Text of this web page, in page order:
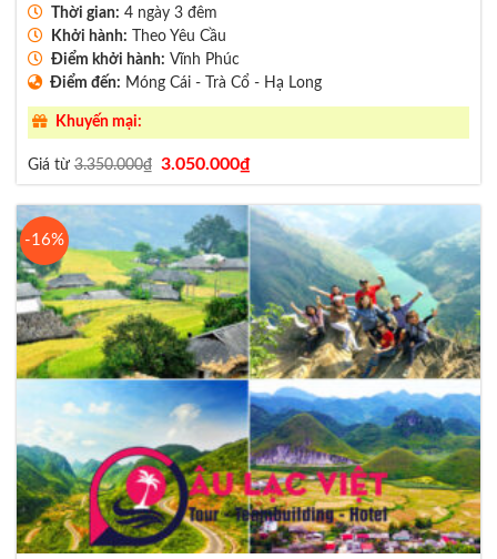
Thời gian: 4 ngày 3 đêm
Khởi hành: Theo Yêu Cầu
Điểm khởi hành: Vĩnh Phúc
Điểm đến: Móng Cái - Trà Cổ - Hạ Long
Khuyến mại:
Giá từ3.350.000₫
Giá
gốc
là:
3.350.000₫.
3.050.000₫Giá
hiện
tại
là:
3.050.000₫.
-16%